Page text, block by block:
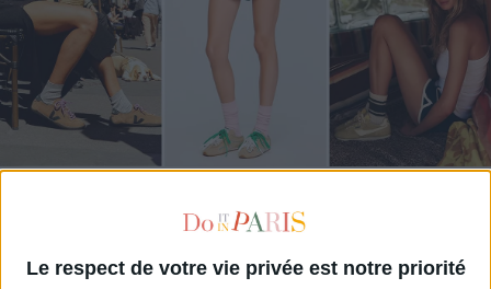
Le respect de votre vie privée est notre priorité